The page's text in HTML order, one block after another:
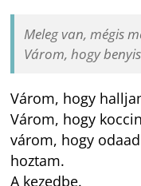
Meleg van, mégis
Várom, hogy
Várom, hogy
Várom, hogy
várom, hogy
hoztam.
A kezedbe.